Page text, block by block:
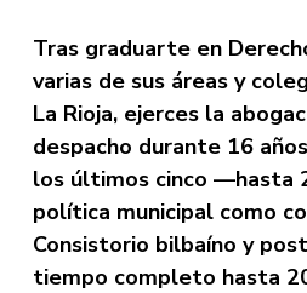
Tras graduarte en
varias de sus áreas y
La Rioja, ejerces la
despacho durante 16
los últimos cinco —hasta
política municipal como
Consistorio bilbaíno y
tiempo completo hasta